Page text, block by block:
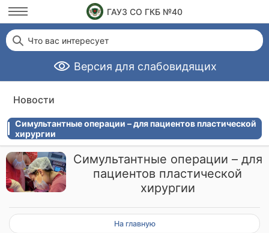
ГАУЗ СО ГКБ №40
Версия для слабовидящих
Что вас интересует
Новости
Симультантные операции – для пациентов пластической
хирургии
Симультантные операции – для
пациентов пластической
хирургии
На главную